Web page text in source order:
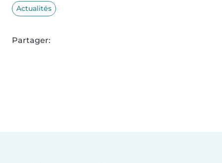
Actualités
Partager: